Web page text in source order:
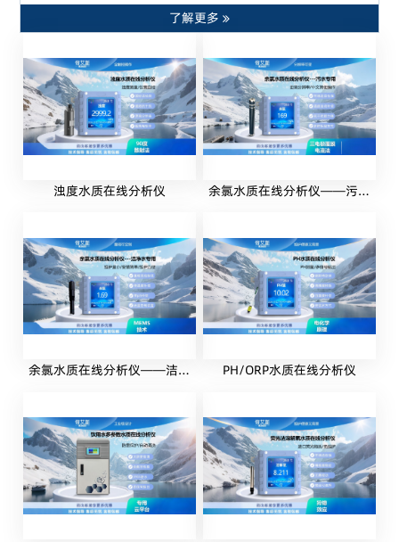
了解更多
浊度水质在线分析仪
余氯水质在线分析仪——污水
余氯水质在线分析仪——洁净
PH/ORP水质在线分析仪